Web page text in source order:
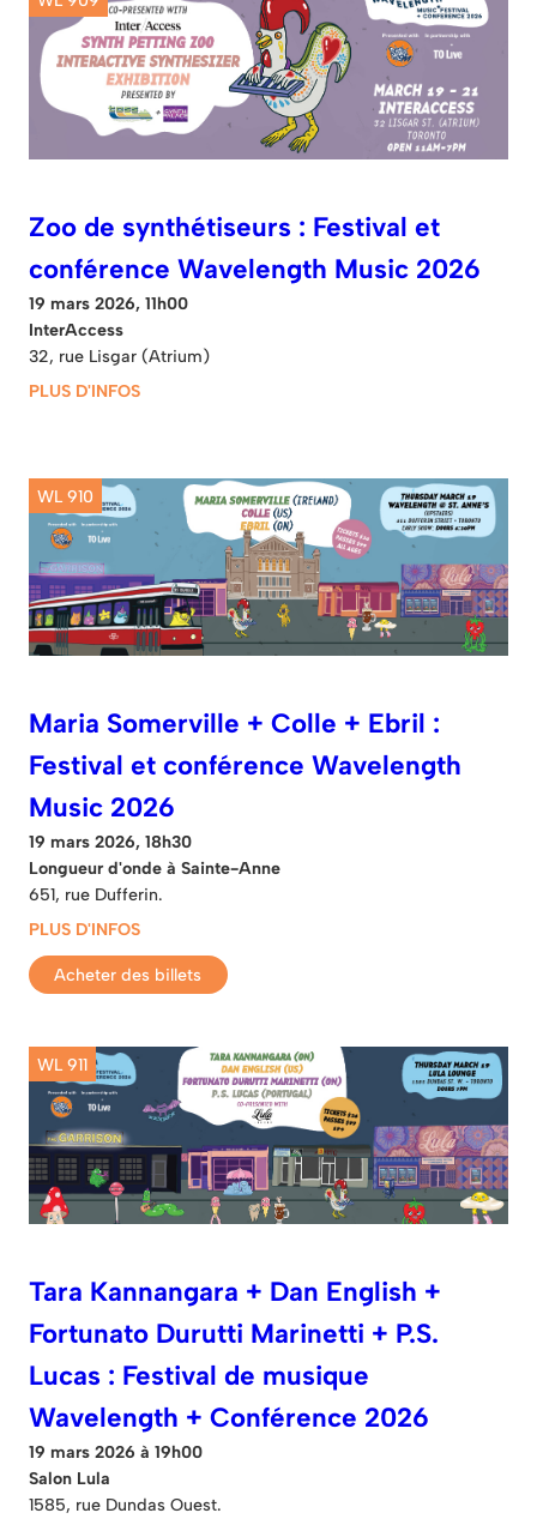
Zoo de synthétiseurs : Festival et
conférence Wavelength Music 2026
19 mars 2026, 11h00
InterAccess
32, rue Lisgar (Atrium)
PLUS D'INFOS
WL 910
Maria Somerville + Colle + Ebril :
Festival et conférence Wavelength
Music 2026
19 mars 2026, 18h30
Longueur d'onde à Sainte-Anne
651, rue Dufferin.
PLUS D'INFOS
Acheter des billets
WL 911
Tara Kannangara + Dan English +
Fortunato Durutti Marinetti + P.S.
Lucas : Festival de musique
Wavelength + Conférence 2026
19 mars 2026 à 19h00
Salon Lula
1585, rue Dundas Ouest.